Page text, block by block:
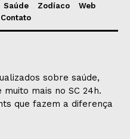
Saúde Zodíaco
Web
Contato
sobre saúde,
mais no SC 24h.
que fazem a diferença